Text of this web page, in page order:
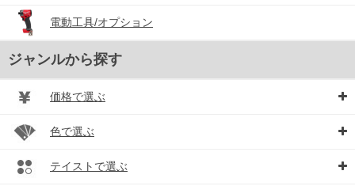
電動工具/オプション
ジャンルから探す
価格で選ぶ
色で選ぶ
テイストで選ぶ